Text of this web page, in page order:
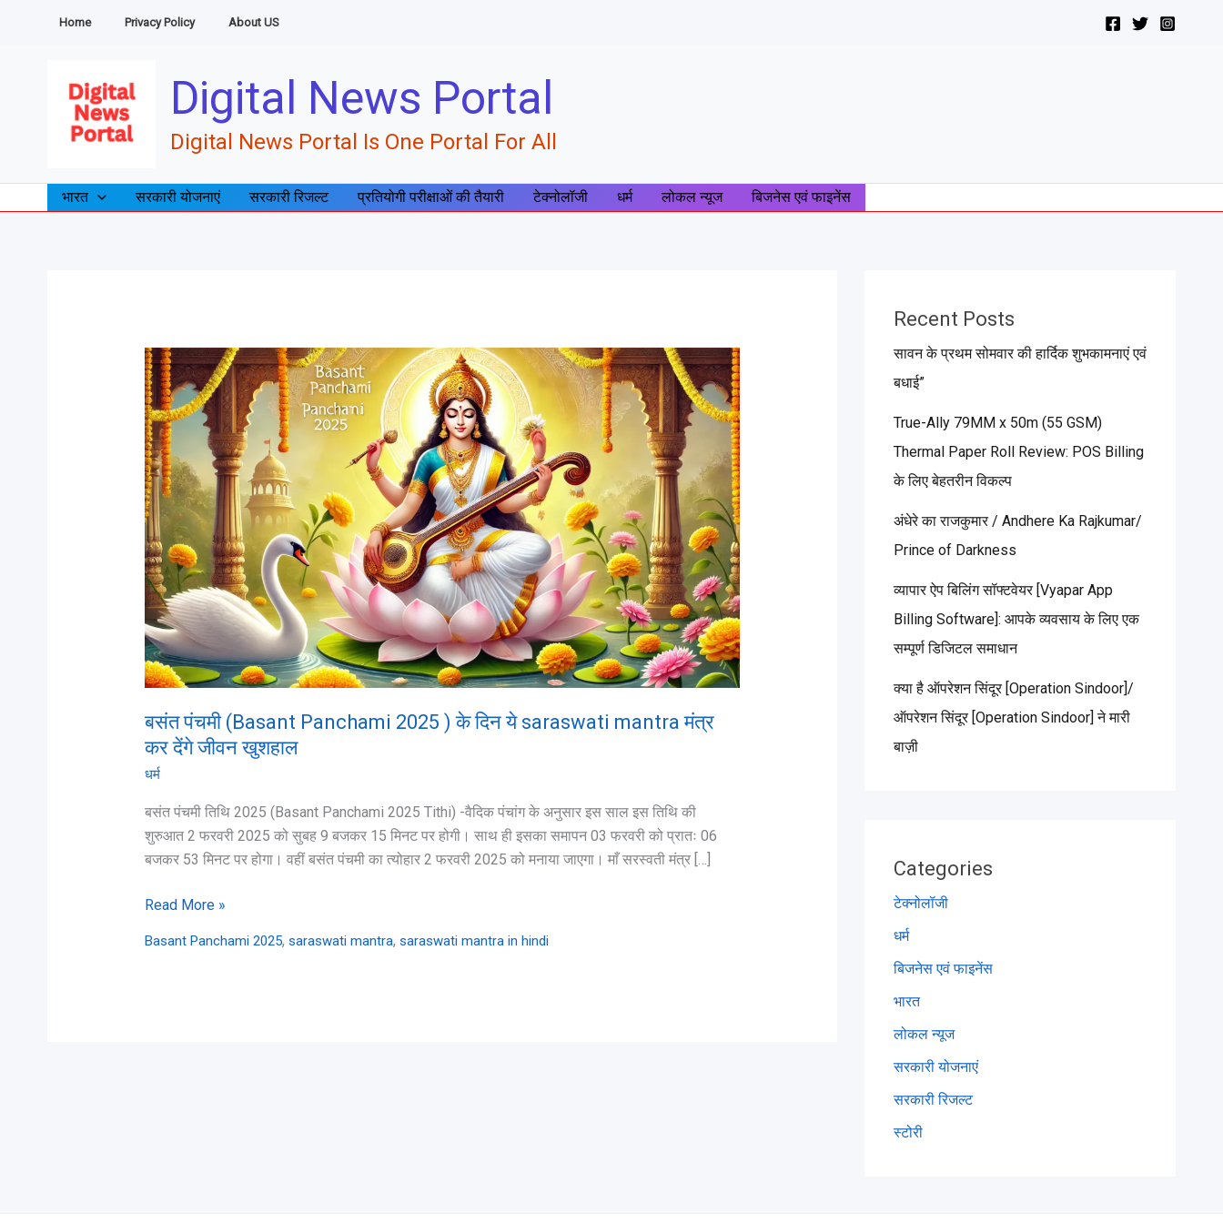
Home Privacy Policy About US
Digital News Portal
Digital News Portal Is One Portal For All
भारत सरकारी योजनाएं सरकारी रिजल्ट प्रतियोगी परीक्षाओं की तैयारी टेक्नोलॉजी धर्म लोकल न्यूज बिजनेस एवं फाइनेंस
बसंत पंचमी (Basant Panchami 2025 ) के दिन ये saraswati mantra मंत्र
कर देंगे जीवन खुशहाल
धर्म
बसंत पंचमी तिथि 2025 (Basant Panchami 2025 Tithi) -वैदिक पंचांग के अनुसार इस साल इस तिथि की
शुरुआत 2 फरवरी 2025 को सुबह 9 बजकर 15 मिनट पर होगी। साथ ही इसका समापन 03 फरवरी को प्रातः 06
बजकर 53 मिनट पर होगा। वहीं बसंत पंचमी का त्योहार 2 फरवरी 2025 को मनाया जाएगा। माँ सरस्वती मंत्र […]
बसंत
पंचमी
(Basant
Panchami
2025
)
के
दिन
ये
saraswati
mantra
मंत्र
कर
देंगे
जीवन
खुशहाल
Read More »
Basant Panchami 2025, saraswati mantra, saraswati mantra in hindi
Recent Posts
सावन के प्रथम सोमवार की हार्दिक शुभकामनाएं एवं
बधाई”
True-Ally 79MM x 50m (55 GSM)
Thermal Paper Roll Review: POS Billing
के लिए बेहतरीन विकल्प
अंधेरे का राजकुमार / Andhere Ka Rajkumar/
Prince of Darkness
व्यापार ऐप बिलिंग सॉफ्टवेयर [Vyapar App
Billing Software]: आपके व्यवसाय के लिए एक
सम्पूर्ण डिजिटल समाधान
क्या है ऑपरेशन सिंदूर [Operation Sindoor]/
ऑपरेशन सिंदूर [Operation Sindoor] ने मारी
बाज़ी
Categories
टेक्नोलॉजी
धर्म
बिजनेस एवं फाइनेंस
भारत
लोकल न्यूज
सरकारी योजनाएं
सरकारी रिजल्ट
स्टोरी